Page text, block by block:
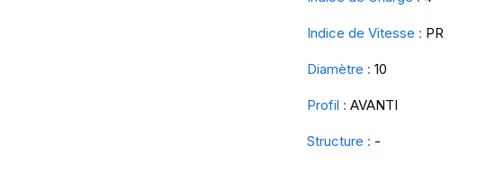
Indice de Vitesse : PR
Diamètre : 10
Profil : AVANTI
Structure : -